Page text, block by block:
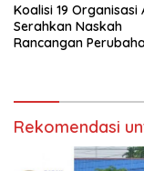
Koalisi 19
Serahkan Naskah
Rancangan
Rekomendasi